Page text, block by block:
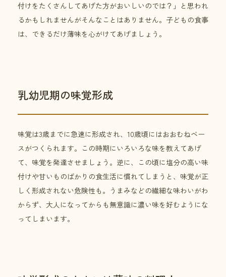
付けをたくさんしてあげた方がおいしいのでは？」と思われ
るかもしれませんがそんなことはありません。子どもの食事
は、できるだけ薄味を心がけてあげましょう。
乳幼児期の味覚形成
味覚は3歳までに急速に形成され、10歳頃にはおおむねベー
スがつくられます。この時期にいろいろな味を教えてあげ
て、味覚を発達させましょう。逆に、この頃に塩分の高い味
付けや甘いものばかりの食生活に慣れてしまうと、味覚が正
しく形成されない危険性も。うまみなどの繊細な味わいがわ
からず、大人になってからも無意識に濃い味を好むようにな
ってしまいます。